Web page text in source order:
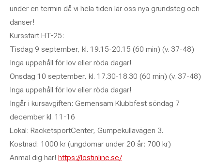
under en termin då vi hela tiden lär oss nya grundsteg och
danser!
Kursstart HT-25:
Tisdag 9 september, kl. 19.15-20.15 (60 min) (v. 37-48)
Inga uppehåll för lov eller röda dagar!
Onsdag 10 september, kl. 17.30-18.30 (60 min) (v. 37-48)
Inga uppehåll för lov eller röda dagar!
Ingår i kursavgiften: Gemensam Klubbfest söndag 7
december kl. 11-16
Lokal: RacketsportCenter, Gumpekullavägen 3.
Kostnad: 1000 kr (ungdomar under 20 år: 700 kr)
Anmäl dig här! https://lostinline.se/